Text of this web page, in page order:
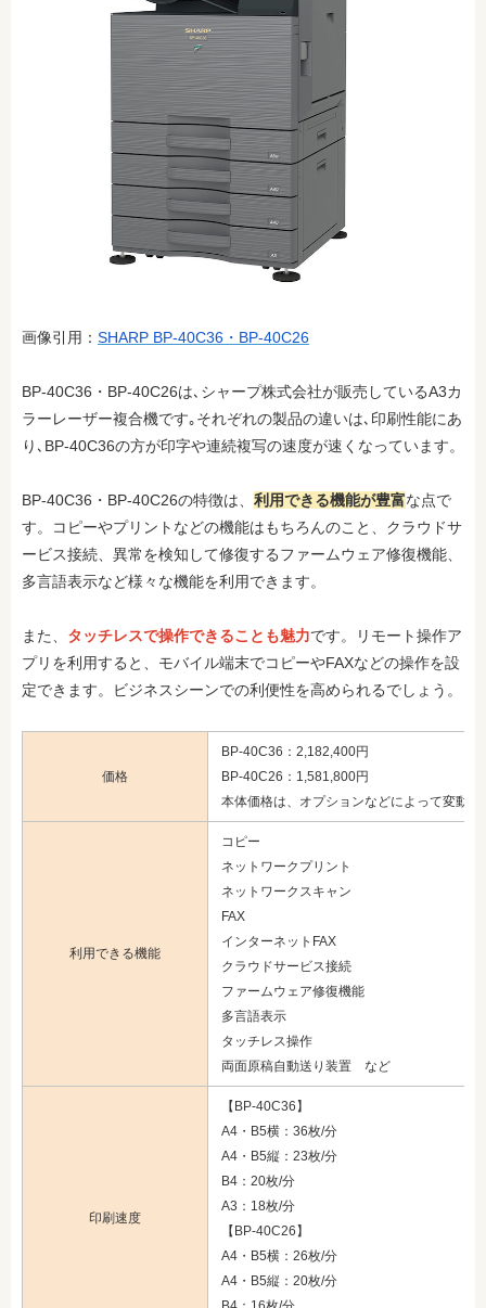
画像引用： SHARP BP-40C36・BP-40C26
BP-40C36・BP-40C26は､シャープ株式会社が販売しているA3カ
ラーレーザー複合機です｡それぞれの製品の違いは､印刷性能にあ
り､BP-40C36の方が印字や連続複写の速度が速くなっています。
BP-40C36・BP-40C26の特徴は、 利用できる機能が豊富な点で
す。コピーやプリントなどの機能はもちろんのこと、クラウドサ
ービス接続、異常を検知して修復するファームウェア修復機能、
多言語表示など様々な機能を利用できます。
また、 タッチレスで操作できることも魅力です。リモート操作ア
プリを利用すると、モバイル端末でコピーやFAXなどの操作を設
定できます。ビジネスシーンでの利便性を高められるでしょう。
価格
BP-40C36：2,182,400円
BP-40C26：1,581,800円
本体価格は、オプションなどによって変動
利用できる機能
コピー
ネットワークプリント
ネットワークスキャン
FAX
インターネットFAX
クラウドサービス接続
ファームウェア修復機能
多言語表示
タッチレス操作
両面原稿自動送り装置 など
印刷速度
【BP-40C36】
A4・B5横：36枚/分
A4・B5縦：23枚/分
B4：20枚/分
A3：18枚/分
【BP-40C26】
A4・B5横：26枚/分
A4・B5縦：20枚/分